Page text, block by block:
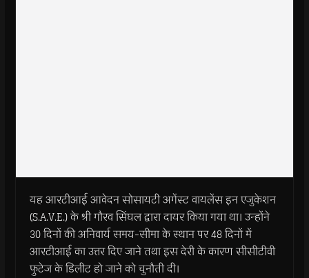
यह आरटीआई आवेदन सोसायटी अगेंस्ट वायलेंस इन एजुकेशन
(S.A.V.E.) के श्री गौरव सिंघल द्वारा दायर किया गया था। उन्होंने
30 दिनों की अनिवार्य समय-सीमा के स्थान पर 48 दिनों में
आरटीआई का उत्तर दिए जाने तथा इस देरी के कारण सीसीटीवी
फुटेज के डिलीट हो जाने को चुनौती दी।